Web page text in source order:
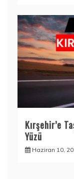
Kırşehir’e
Yüzü
Haziran 10,